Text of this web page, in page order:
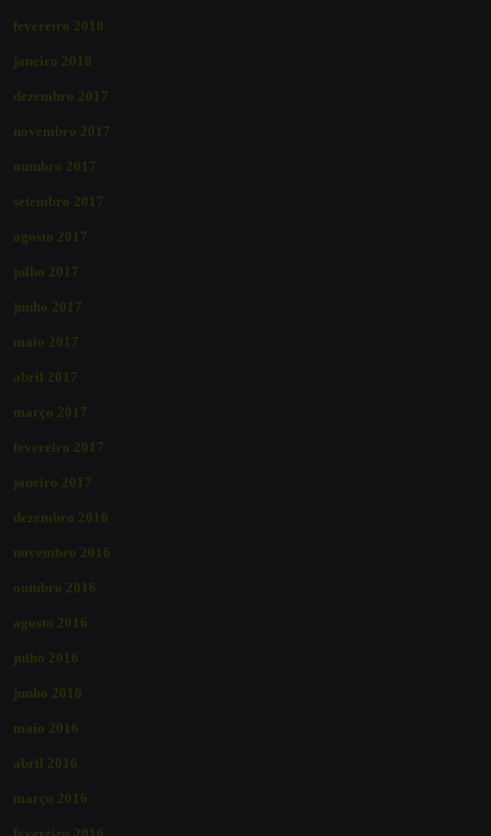
fevereiro 2018
janeiro 2018
dezembro 2017
novembro 2017
outubro 2017
setembro 2017
agosto 2017
julho 2017
junho 2017
maio 2017
abril 2017
março 2017
fevereiro 2017
janeiro 2017
dezembro 2016
novembro 2016
outubro 2016
agosto 2016
julho 2016
junho 2016
maio 2016
abril 2016
março 2016